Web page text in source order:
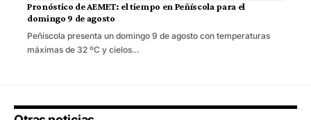
Pronóstico de AEMET: el tiempo en Peñíscola para el
domingo 9 de agosto
Peñíscola presenta un domingo 9 de agosto con temperaturas
máximas de 32 ºC y cielos…